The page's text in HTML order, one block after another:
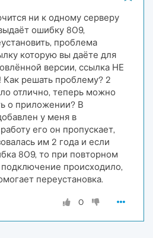
ни к одному серверу
ошибку 809,
проблема
которую вы даёте для
версии, ссылка НЕ
решать проблему? 2
отлично, теперь можно
о приложении? В
у меня в
его он пропускает,
им 2 года и если
809, то при повторном
подключение происходило,
переустановка.
0